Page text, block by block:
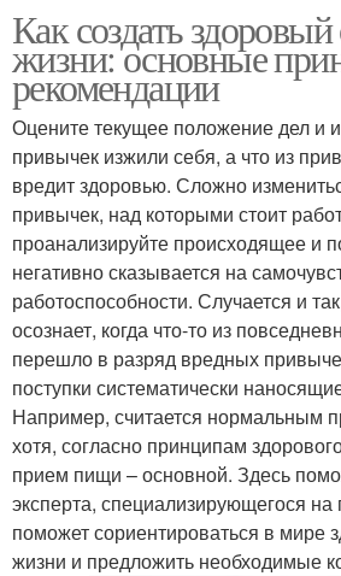
Как создать здоровый
жизни: основные
рекомендации
Оцените текущее положение дел и
привычек изжили себя, а что из
вредит здоровью. Сложно
привычек, над которыми стоит
проанализируйте происходящее и
негативно сказывается на
работоспособности. Случается и
осознает, когда что-то из
перешло в разряд вредных
поступки систематически
Например, считается нормальным
хотя, согласно принципам
прием пищи – основной. Здесь
эксперта, специализирующегося на
поможет сориентироваться в мире
жизни и предложить необходимые